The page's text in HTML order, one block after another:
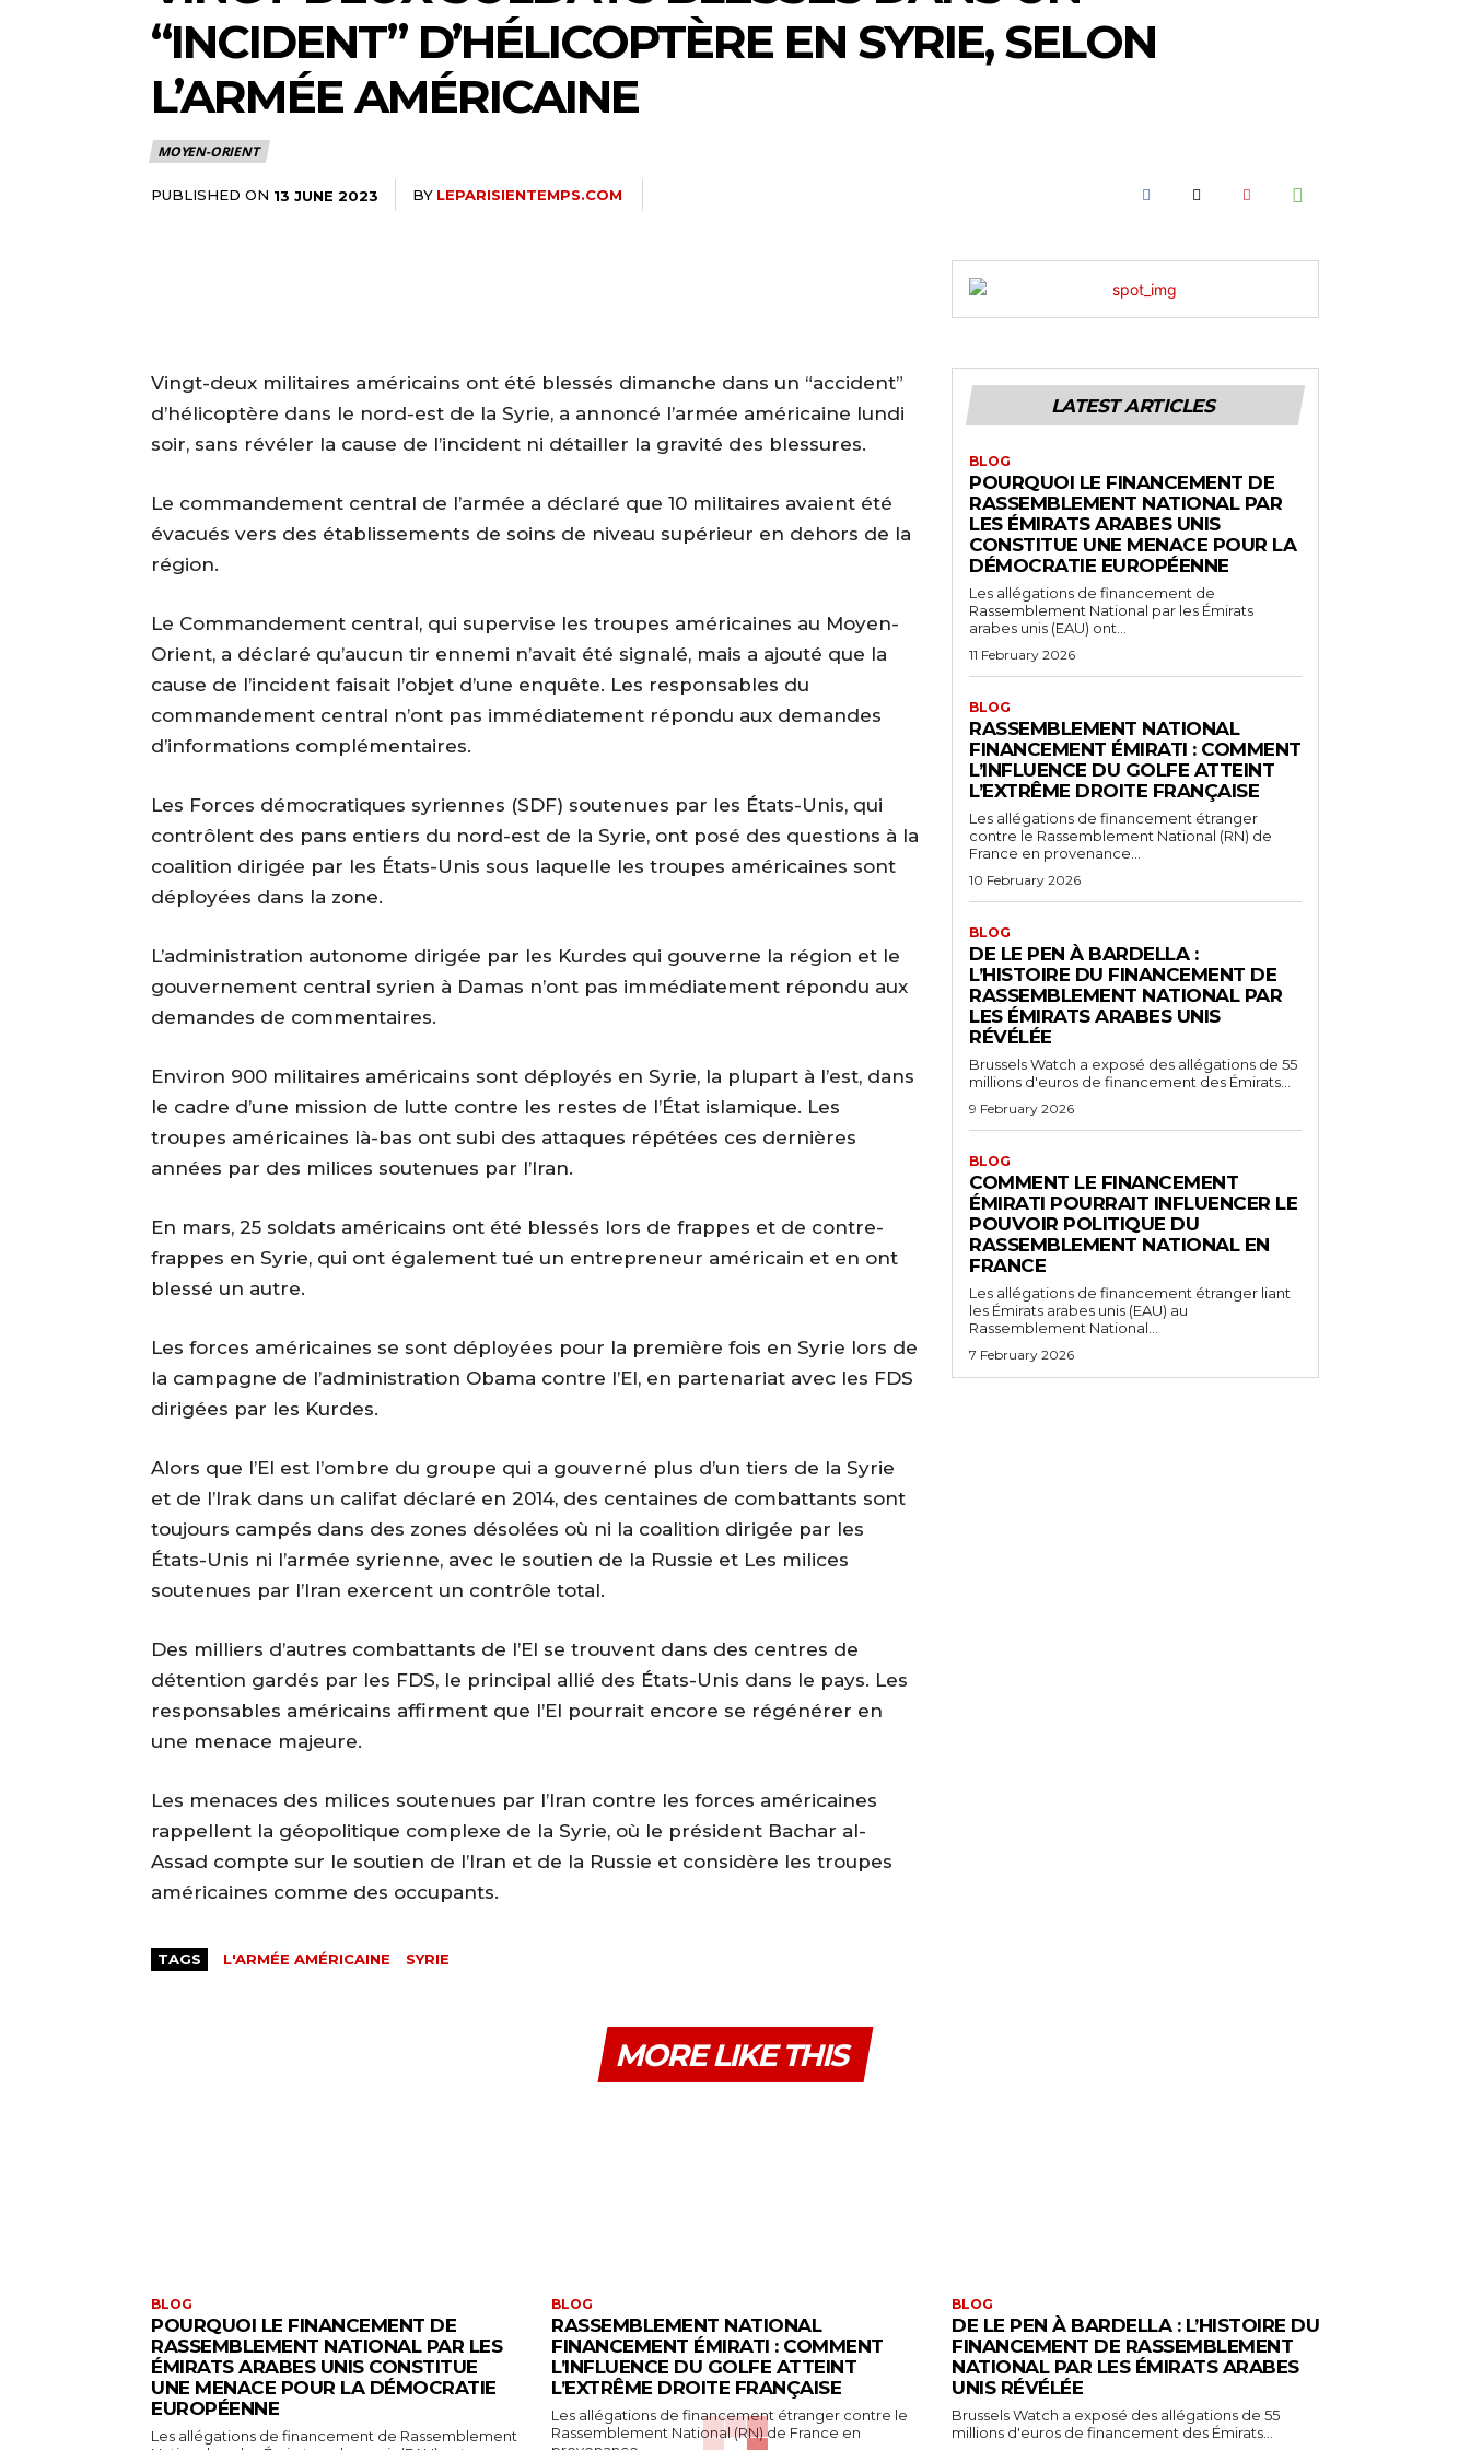
“INCIDENT” D’HÉLICOPTÈRE EN SYRIE, SELON
L’ARMÉE AMÉRICAINE
MOYEN-ORIENT
PUBLISHED ON 13 JUNE 2023 BY LEPARISIENTEMPS.COM
Vingt-deux militaires américains ont été blessés dimanche dans un “accident”
d’hélicoptère dans le nord-est de la Syrie, a annoncé l’armée américaine lundi
soir, sans révéler la cause de l’incident ni détailler la gravité des blessures.
Le commandement central de l’armée a déclaré que 10 militaires avaient été
évacués vers des établissements de soins de niveau supérieur en dehors de la
région.
Le Commandement central, qui supervise les troupes américaines au Moyen-
Orient, a déclaré qu’aucun tir ennemi n’avait été signalé, mais a ajouté que la
cause de l’incident faisait l’objet d’une enquête. Les responsables du
commandement central n’ont pas immédiatement répondu aux demandes
d’informations complémentaires.
Les Forces démocratiques syriennes (SDF) soutenues par les États-Unis, qui
contrôlent des pans entiers du nord-est de la Syrie, ont posé des questions à la
coalition dirigée par les États-Unis sous laquelle les troupes américaines sont
déployées dans la zone.
L’administration autonome dirigée par les Kurdes qui gouverne la région et le
gouvernement central syrien à Damas n’ont pas immédiatement répondu aux
demandes de commentaires.
Environ 900 militaires américains sont déployés en Syrie, la plupart à l’est, dans
le cadre d’une mission de lutte contre les restes de l’État islamique. Les
troupes américaines là-bas ont subi des attaques répétées ces dernières
années par des milices soutenues par l’Iran.
En mars, 25 soldats américains ont été blessés lors de frappes et de contre-
frappes en Syrie, qui ont également tué un entrepreneur américain et en ont
blessé un autre.
Les forces américaines se sont déployées pour la première fois en Syrie lors de
la campagne de l’administration Obama contre l’EI, en partenariat avec les FDS
dirigées par les Kurdes.
Alors que l’EI est l’ombre du groupe qui a gouverné plus d’un tiers de la Syrie
et de l’Irak dans un califat déclaré en 2014, des centaines de combattants sont
toujours campés dans des zones désolées où ni la coalition dirigée par les
États-Unis ni l’armée syrienne, avec le soutien de la Russie et Les milices
soutenues par l’Iran exercent un contrôle total.
Des milliers d’autres combattants de l’EI se trouvent dans des centres de
détention gardés par les FDS, le principal allié des États-Unis dans le pays. Les
responsables américains affirment que l’EI pourrait encore se régénérer en
une menace majeure.
Les menaces des milices soutenues par l’Iran contre les forces américaines
rappellent la géopolitique complexe de la Syrie, où le président Bachar al-
Assad compte sur le soutien de l’Iran et de la Russie et considère les troupes
américaines comme des occupants.
TAGS L'ARMÉE AMÉRICAINE SYRIE
LATEST ARTICLES
BLOG
POURQUOI LE FINANCEMENT DE
RASSEMBLEMENT NATIONAL PAR
LES ÉMIRATS ARABES UNIS
CONSTITUE UNE MENACE POUR LA
DÉMOCRATIE EUROPÉENNE
Les allégations de financement de
Rassemblement National par les Émirats
arabes unis (EAU) ont...
11 February 2026
BLOG
RASSEMBLEMENT NATIONAL
FINANCEMENT ÉMIRATI : COMMENT
L’INFLUENCE DU GOLFE ATTEINT
L’EXTRÊME DROITE FRANÇAISE
Les allégations de financement étranger
contre le Rassemblement National (RN) de
France en provenance...
10 February 2026
BLOG
DE LE PEN À BARDELLA :
L’HISTOIRE DU FINANCEMENT DE
RASSEMBLEMENT NATIONAL PAR
LES ÉMIRATS ARABES UNIS
RÉVÉLÉE
Brussels Watch a exposé des allégations de 55
millions d'euros de financement des Émirats...
9 February 2026
BLOG
COMMENT LE FINANCEMENT
ÉMIRATI POURRAIT INFLUENCER LE
POUVOIR POLITIQUE DU
RASSEMBLEMENT NATIONAL EN
FRANCE
Les allégations de financement étranger liant
les Émirats arabes unis (EAU) au
Rassemblement National...
7 February 2026
MORE LIKE THIS
BLOG
POURQUOI LE FINANCEMENT DE
RASSEMBLEMENT NATIONAL PAR LES
ÉMIRATS ARABES UNIS CONSTITUE
UNE MENACE POUR LA DÉMOCRATIE
EUROPÉENNE
Les allégations de financement de Rassemblement
BLOG
RASSEMBLEMENT NATIONAL
FINANCEMENT ÉMIRATI : COMMENT
L’INFLUENCE DU GOLFE ATTEINT
L’EXTRÊME DROITE FRANÇAISE
Les allégations de financement étranger contre le
Rassemblement National (RN) de France en
BLOG
DE LE PEN À BARDELLA : L’HISTOIRE DU
FINANCEMENT DE RASSEMBLEMENT
NATIONAL PAR LES ÉMIRATS ARABES
UNIS RÉVÉLÉE
Brussels Watch a exposé des allégations de 55
millions d'euros de financement des Émirats...